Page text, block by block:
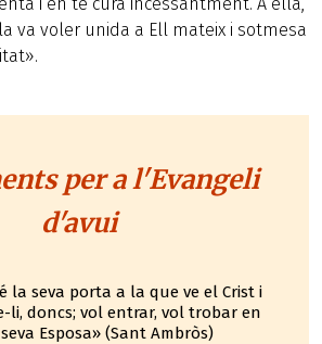
va voler unida a Ell mateix i sotmesa
per a l'Evangeli
d'avui
la seva porta a la que ve el Crist i
li, doncs; vol entrar, vol trobar en
Esposa» (Sant Ambròs)